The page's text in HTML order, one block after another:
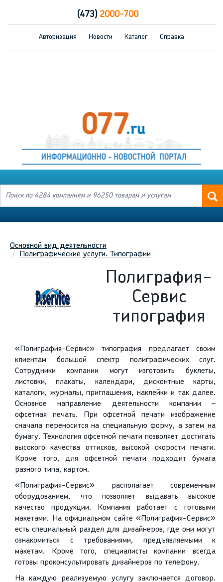
(473)2000-700
Авторизация Новости Каталог Справка
Основной вид деятельности
Полиграфические услуги. Типографии
Полиграфия-
Сервис
типография
«Полиграфия-Сервис» типография предлагает своим
клиентам большой спектр полиграфических слуг.
Сотрудники компании могут изготовить буклеты,
листовки, плакаты, календари, дисконтные карты,
каталоги, журналы, приглашения, наклейки и так далее.
Основное направление деятельности компании –
офсетная печать. При офсетной печати изображение
сначала переносится на специальную форму, а затем на
бумагу. Технология офсетной печати позволяет достигать
высокого качества оттисков, высокой скорости печати.
Кроме того, для офсетной печати подходит бумага
разного типа, картон.
«Полиграфия-Сервис» располагает современным
оборудованием, что позволяет выдавать высокое
качество продукции. Компания работает с готовыми
макетами. На официальном сайте «Полиграфия-Сервис»
есть специальный раздел для дизайнеров, где они могут
ознакомиться с требованиями, предъявляемыми к
макетам. Кроме того, специалисты компании всегда
готовы проконсультировать дизайнеров по телефону.
На каждую реализуемую услугу заключается договор.